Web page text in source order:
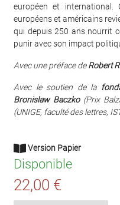
européen et
européens et américains
qui depuis 250 ans nourrit
punir avec son impact
Avec une préface deRobert
Avec le soutien de la
Bronislaw Baczko(Prix
(UNIGE, faculté des lettres,
Version Papier
Disponible
22,00 €